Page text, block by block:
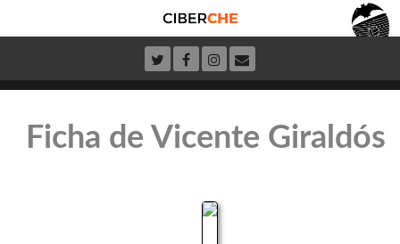
Ficha de Vicente Giraldós